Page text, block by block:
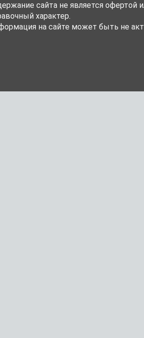
сайта не является
характер.
на сайте может быть не